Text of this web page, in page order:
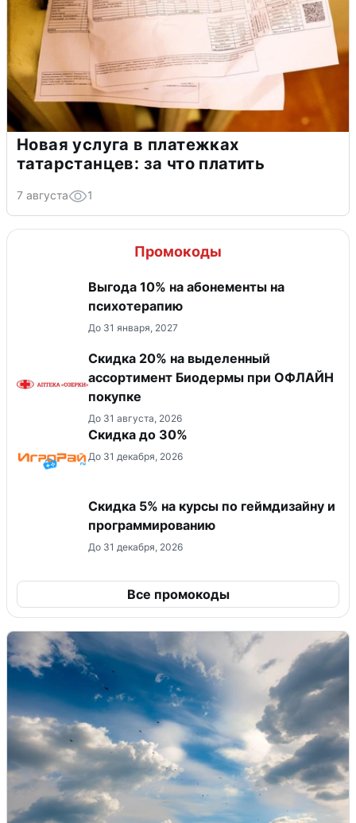
Новая услуга в платежках
татарстанцев: за что платить
7 августа 1
Промокоды
Выгода 10% на абонементы на
психотерапию
До 31 января, 2027
Скидка 20% на выделенный
ассортимент Биодермы при ОФЛАЙН
покупке
До 31 августа, 2026
Скидка до 30%
До 31 декабря, 2026
Скидка 5% на курсы по геймдизайну и
программированию
До 31 декабря, 2026
Все промокоды